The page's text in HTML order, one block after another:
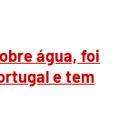
água, foi
e tem